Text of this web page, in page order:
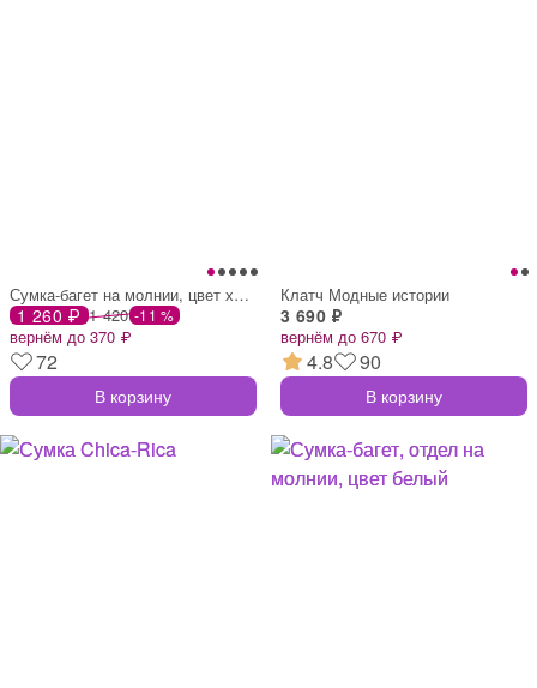
Сумка-багет на молнии, цвет хаки
1 260 ₽ 1 420 -11 %
вернём до 370 ₽
72
В корзину
Клатч Модные истории
3 690 ₽
вернём до 670 ₽
4.8 90
В корзину